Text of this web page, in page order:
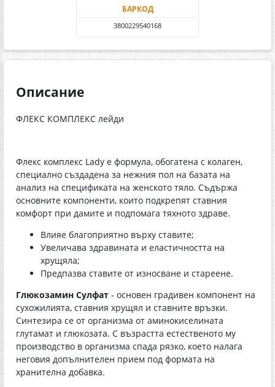
БАРКОД
3800229540168
Описание
ФЛЕКС КОМПЛЕКС лейди
Флекс комплекс Lady е формула, обогатена с колаген,
специално създадена за нежния пол на базата на
анализ на спецификата на женското тяло. Съдържа
основните компоненти, които подкрепят ставния
комфорт при дамите и подпомага тяхното здраве.
Влияе благоприятно върху ставите;
Увеличава здравината и еластичността на
хрущяла;
Предпазва ставите от износване и стареене.
Глюкозамин Сулфат - основен градивен компонент на
сухожилията, ставния хрущял и ставните връзки.
Синтезира се от организма от аминокиселината
глутамат и глюкозата. С възрастта естественото му
производство в организма спада рязко, което налага
неговия допълнителен прием под формата на
хранителна добавка.